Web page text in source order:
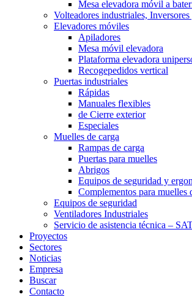
Mesa elevadora móvil a
Volteadores industriales,
Elevadores móviles
Apiladores
Mesa móvil elevadora
Plataforma elevadora
Recogepedidos vertical
Puertas industriales
Rápidas
Manuales flexibles
de Cierre exterior
Especiales
Muelles de carga
Rampas de carga
Puertas para muelles
Abrigos
Equipos de seguridad y
Complementos para muelles
Equipos de seguridad
Ventiladores Industriales
Servicio de asistencia técnica –
Proyectos
Sectores
Noticias
Empresa
Buscar
Contacto